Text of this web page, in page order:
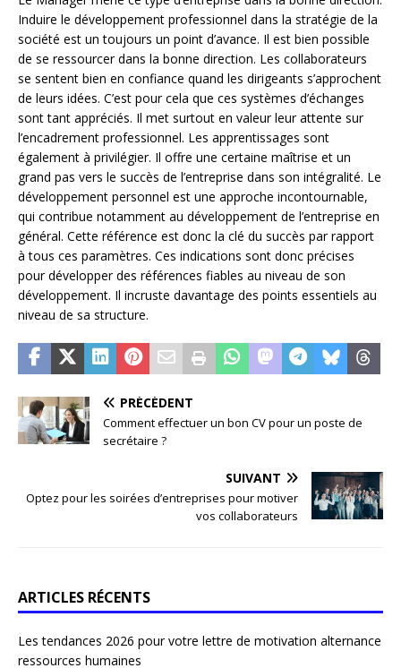
Induire le développement professionnel dans la stratégie de la
société est un toujours un point d’avance. Il est bien possible
de se ressourcer dans la bonne direction. Les collaborateurs
se sentent bien en confiance quand les dirigeants s’approchent
de leurs idées. C’est pour cela que ces systèmes d’échanges
sont tant appréciés. Il met surtout en valeur leur attente sur
l’encadrement professionnel. Les apprentissages sont
également à privilégier. Il offre une certaine maîtrise et un
grand pas vers le succès de l’entreprise dans son intégralité. Le
développement personnel est une approche incontournable,
qui contribue notamment au développement de l’entreprise en
général. Cette référence est donc la clé du succès par rapport
à tous ces paramètres. Ces indications sont donc précises
pour développer des références fiables au niveau de son
développement. Il incruste davantage des points essentiels au
niveau de sa structure.
PRÉCÉDENT
Comment effectuer un bon CV pour un poste de
secrétaire ?
SUIVANT
Optez pour les soirées d’entreprises pour motiver
vos collaborateurs
ARTICLES RÉCENTS
Les tendances 2026 pour votre lettre de motivation alternance
ressources humaines